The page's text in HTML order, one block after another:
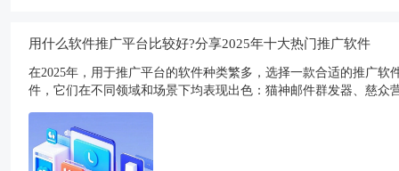
用什么软件推广平台比较好?分享2025年十大热门推广软件
在2025年，用于推广平台的软件种类繁多，选择一款合适的推广
件，它们在不同领域和场景下均表现出色：猫神邮件群发器、慈众